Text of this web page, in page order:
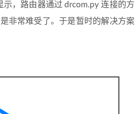
，路由器通过 drcom.py 连接的方
非常难受了。于是暂时的解决方案